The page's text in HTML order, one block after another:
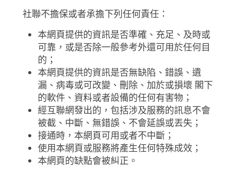
社聯不擔保或者承擔下列任何責任：
本網頁提供的資訊是否準確、充足、及時或
可靠，或是否除一般參考外還可用於任何目
的；
本網頁提供的資訊是否無缺陷、錯誤、遺
漏、病毒或可改變、刪除、加於或損壞 閣下
的軟件、資料或者設備的任何有害物；
經互聯網發出的，包括涉及服務的訊息不會
被截、中斷、無錯誤、不會延誤或丟失；
接通時，本網頁可用或者不中斷；
使用本網頁或服務將產生任何特殊成效；
本網頁的缺點會被糾正。